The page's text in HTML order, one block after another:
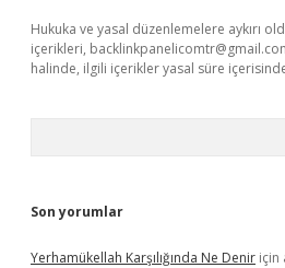
Hukuka ve yasal düzenlemelere aykırı
içerikleri,
halinde, ilgili içerikler yasal süre
Son yorumlar
Yerhamükellah Karşılığında Ne Denir için